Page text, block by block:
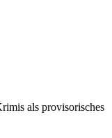
als provisorisches